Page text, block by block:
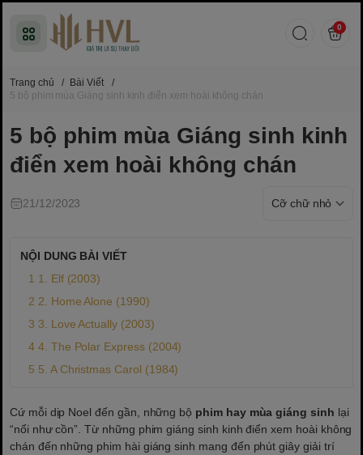
0
Trang chủ / Bài Viết
/
5 bộ phim mùa Giáng sinh kinh điển xem hoài không chán
5 bộ phim mùa Giáng sinh kinh
điển xem hoài không chán
21/12/2023
NỘI DUNG BÀI VIẾT
1. Elf (2003)
2. Home Alone (1990)
3. Love Actually (2003)
4. The Polar Express (2004)
5. A Christmas Carol (1984)
Cứ mỗi dịp Noel đến gần, những bộ phim hay mùa giáng sinh lại
“nổi như cồn”. Từ những phim giáng sinh kinh điển xem hoài không
chán đến những phim hài giáng sinh mang đến phút giây giải trí